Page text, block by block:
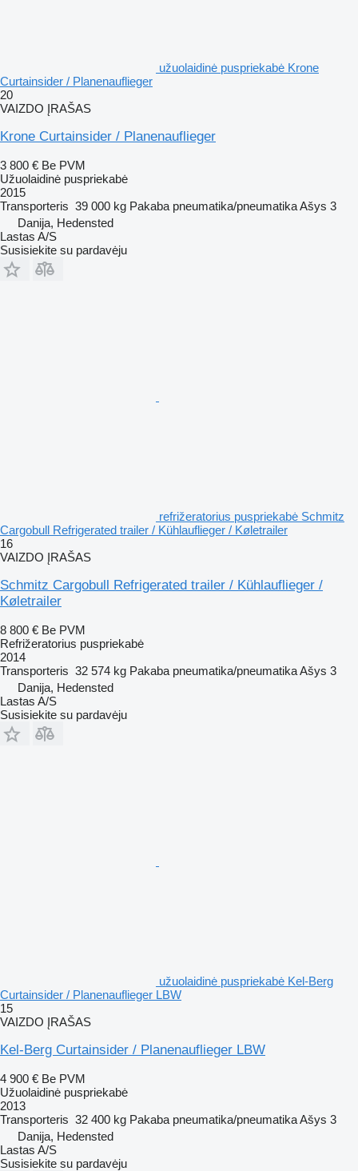
užuolaidinė puspriekabė Krone
Curtainsider / Planenauflieger
20
VAIZDO ĮRAŠAS
Krone Curtainsider / Planenauflieger
3 800 € Be PVM
Užuolaidinė puspriekabė
2015
Transporteris 39 000 kg Pakaba pneumatika/pneumatikaAšys 3
Danija, Hedensted
Lastas A/S
Susisiekite su pardavėju
refrižeratorius puspriekabė Schmitz
Cargobull Refrigerated trailer / Kühlauflieger / Køletrailer
16
VAIZDO ĮRAŠAS
Schmitz Cargobull Refrigerated trailer / Kühlauflieger /
Køletrailer
8 800 € Be PVM
Refrižeratorius puspriekabė
2014
Transporteris 32 574 kg Pakaba pneumatika/pneumatikaAšys 3
Danija, Hedensted
Lastas A/S
Susisiekite su pardavėju
užuolaidinė puspriekabė Kel-Berg
Curtainsider / Planenauflieger LBW
15
VAIZDO ĮRAŠAS
Kel-Berg Curtainsider / Planenauflieger LBW
4 900 € Be PVM
Užuolaidinė puspriekabė
2013
Transporteris 32 400 kg Pakaba pneumatika/pneumatikaAšys 3
Danija, Hedensted
Lastas A/S
Susisiekite su pardavėju